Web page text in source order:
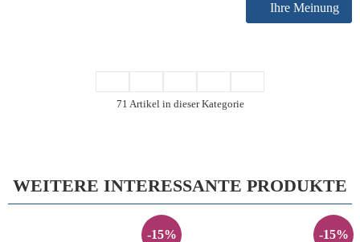
Ihre Meinung
71 Artikel in dieser Kategorie
WEITERE INTERESSANTE PRODUKTE
-15% -15%